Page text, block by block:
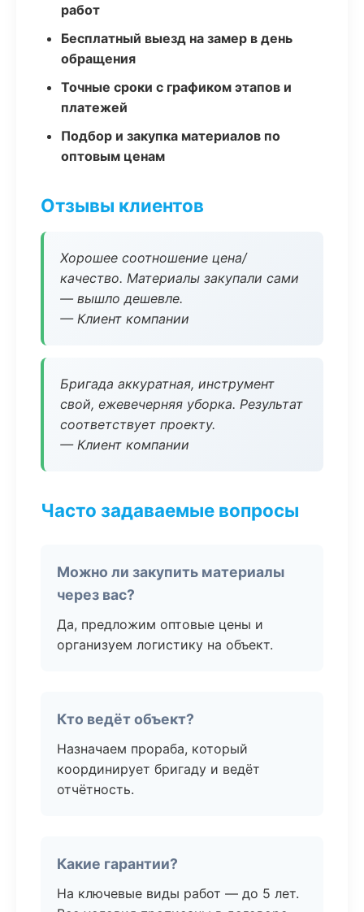
работ
Бесплатный выезд на замер в день
обращения
Точные сроки с графиком этапов и
платежей
Подбор и закупка материалов по
оптовым ценам
Отзывы клиентов
Хорошее соотношение цена/
качество. Материалы закупали сами
— вышло дешевле.
— Клиент компании
Бригада аккуратная, инструмент
свой, ежевечерняя уборка. Результат
соответствует проекту.
— Клиент компании
Часто задаваемые вопросы
Можно ли закупить материалы
через вас?
Да, предложим оптовые цены и
организуем логистику на объект.
Кто ведёт объект?
Назначаем прораба, который
координирует бригаду и ведёт
отчётность.
Какие гарантии?
На ключевые виды работ — до 5 лет.